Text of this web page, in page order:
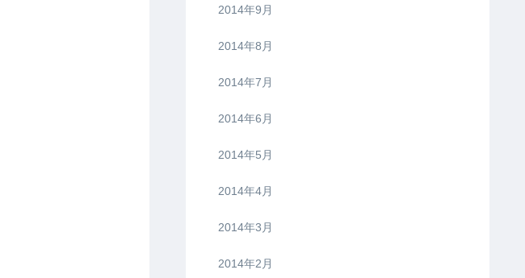
2014年9月
2014年8月
2014年7月
2014年6月
2014年5月
2014年4月
2014年3月
2014年2月